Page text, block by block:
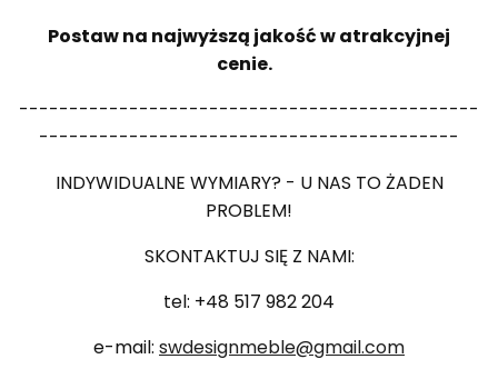
Postaw na najwyższą jakość w atrakcyjnej
cenie.
----------------------------------------------
------------------------------------------
INDYWIDUALNE WYMIARY? - U NAS TO ŻADEN
PROBLEM!
SKONTAKTUJ SIĘ Z NAMI:
tel: +48 517 982 204
e-mail: swdesignmeble@gmail.com